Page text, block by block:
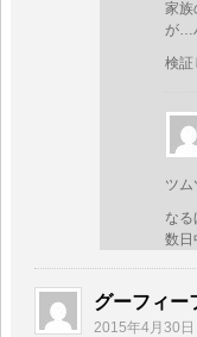
家族
が…
検証
ツム
なる
数日
グーフィー
2015年4月30日